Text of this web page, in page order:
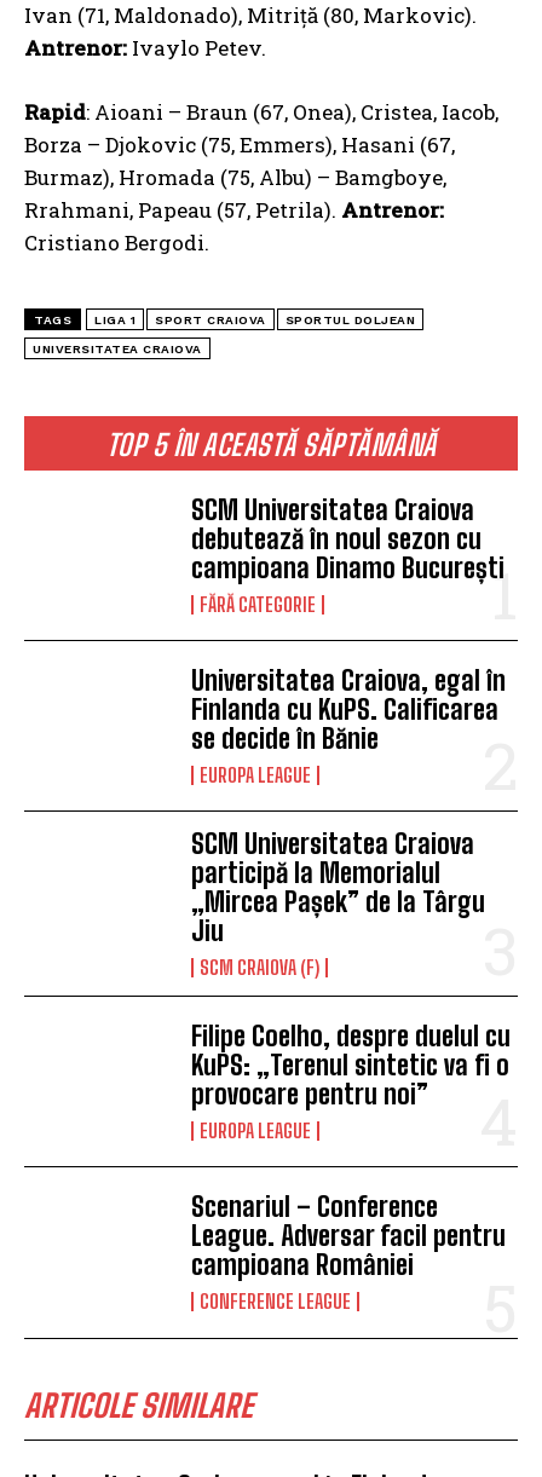
TOP 5 ÎN ACEASTĂ SĂPTĂMÂNĂ
SCM Universitatea Craiova
debutează în noul sezon cu
campioana Dinamo București
FĂRĂ CATEGORIE
Universitatea Craiova, egal în
Finlanda cu KuPS. Calificarea
se decide în Bănie
EUROPA LEAGUE
SCM Universitatea Craiova
participă la Memorialul
„Mircea Pașek” de la Târgu
Jiu
SCM CRAIOVA (F)
Filipe Coelho, despre duelul cu
KuPS: „Terenul sintetic va fi o
provocare pentru noi”
EUROPA LEAGUE
Scenariul – Conference
League. Adversar facil pentru
campioana României
CONFERENCE LEAGUE
ARTICOLE SIMILARE
Ivan (71, Maldonado), Mitriță (80, Markovic).
Antrenor: Ivaylo Petev.
Rapid: Aioani – Braun (67, Onea), Cristea, Iacob,
Borza – Djokovic (75, Emmers), Hasani (67,
Burmaz), Hromada (75, Albu) – Bamgboye,
Rrahmani, Papeau (57, Petrila). Antrenor:
Cristiano Bergodi.
TAGS LIGA 1 SPORT CRAIOVA SPORTUL DOLJEAN
UNIVERSITATEA CRAIOVA